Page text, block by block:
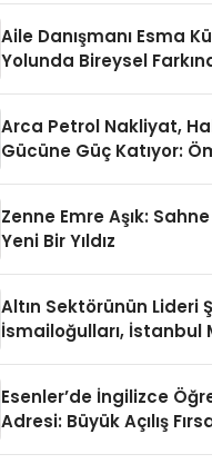
Aile Danışmanı Esma
Yolunda Bireysel
Arca Petrol Nakliyat,
Gücüne Güç Katıyor:
Zenne Emre Aşık:
Yeni Bir Yıldız
Altın Sektörünün Lideri
İsmailoğulları, İstanbul
Esenler’de İngilizce
Adresi: Büyük Açılış